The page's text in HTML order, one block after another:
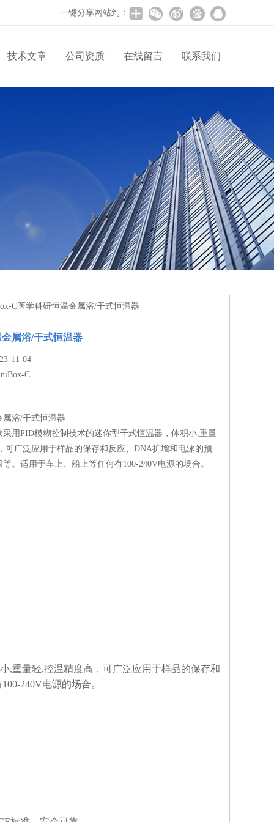
一键分享网站到：
技术文章 公司资质 在线留言 联系我们
C医学科研恒温金属浴/干式恒温器
属浴/干式恒温器
11-04
C
属浴/干式恒温器
采用PID模糊控制技术的迷你型干式恒温器，体积小,重量
可广泛应用于样品的保存和反应、DNA扩增和电泳的预
。适用于车上、船上等任何有100-240V电源的场合。
,重量轻,控温精度高，可广泛应用于样品的保存和
240V电源的场合。